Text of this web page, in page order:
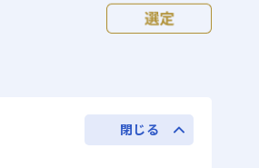
閉じる